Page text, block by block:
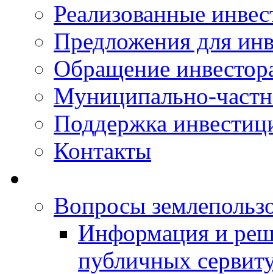
Реализованные
Предложения для
Обращение
Муниципально-
Поддержка
Контакты
Вопросы
Информация и
публичных